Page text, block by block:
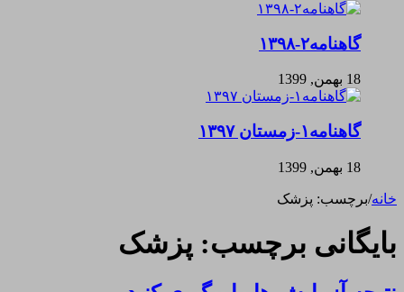
گاهنامه۲-۱۳۹۸
18 بهمن, 1399
گاهنامه۱-زمستان ۱۳۹۷
18 بهمن, 1399
خانه/برچسب: پزشک
بایگانی برچسب: پزشک